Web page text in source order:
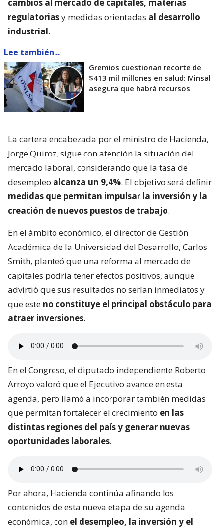
cambios al mercado de capitales, materias
regulatoriasy medidas orientadas al desarrollo
industrial.
Lee también...
Gremios cuestionan recorte de
$413 mil millones en salud: Minsal
asegura que habrá recursos
La cartera encabezada por el ministro de Hacienda,
Jorge Quiroz, sigue con atención la situación del
mercado laboral, considerando que la tasa de
desempleo alcanza un 9,4%. El objetivo será definir
medidas que permitan impulsar la inversión y la
creación de nuevos puestos de trabajo.
En el ámbito económico, el director de Gestión
Académica de la Universidad del Desarrollo, Carlos
Smith, planteó que una reforma al mercado de
capitales podría tener efectos positivos, aunque
advirtió que sus resultados no serían inmediatos y
que este no constituye el principal obstáculo para
atraer inversiones.
En el Congreso, el diputado independiente Roberto
Arroyo valoró que el Ejecutivo avance en esta
agenda, pero llamó a incorporar también medidas
que permitan fortalecer el crecimiento en las
distintas regiones del país y generar nuevas
oportunidades laborales.
Por ahora, Hacienda continúa afinando los
contenidos de esta nueva etapa de su agenda
económica, con el desempleo, la inversión y el